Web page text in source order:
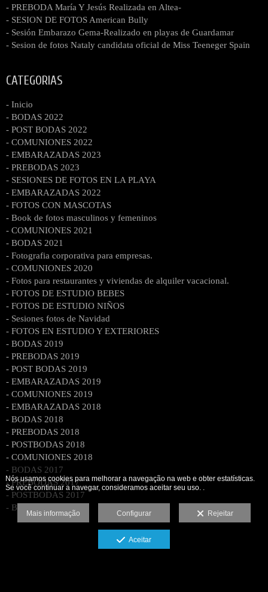
- PREBODA María Y Jesús Realizada en Altea-
- SESION DE FOTOS American Bully
- Sesión Embarazo Gema-Realizado en playas de Guardamar
- Sesion de fotos Nataly candidata oficial de Miss Teeneger Spain
CATEGORIAS
- Inicio
- BODAS 2022
- POST BODAS 2022
- COMUNIONES 2022
- EMBARAZADAS 2023
- PREBODAS 2023
- SESIONES DE FOTOS EN LA PLAYA
- EMBARAZADAS 2022
- FOTOS CON MASCOTAS
- Book de fotos masculinos y femeninos
- COMUNIONES 2021
- BODAS 2021
- Fotografia corporativa para empresas.
- COMUNIONES 2020
- Fotos para restaurantes y viviendas de alquiler vacacional.
- FOTOS DE ESTUDIO BEBES
- FOTOS DE ESTUDIO NIÑOS
- Sesiones fotos de Navidad
- FOTOS EN ESTUDIO Y EXTERIORES
- BODAS 2019
- PREBODAS 2019
- POST BODAS 2019
- EMBARAZADAS 2019
- COMUNIONES 2019
- EMBARAZADAS 2018
- BODAS 2018
- PREBODAS 2018
- POSTBODAS 2018
- COMUNIONES 2018
- BODAS 2017
- PREBODAS 2017
- POSTBODAS 2017
- BODAS 2016
Nós usamos cookies para melhorar a navegação na web e obter estatísticas.
Se você continuar a navegar, consideramos aceitar seu uso. .
Mais informação Configurar Rejeitar
Aceitar